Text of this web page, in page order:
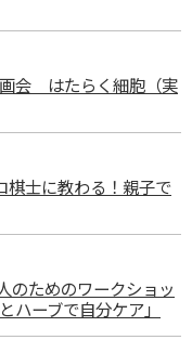
会 はたらく細胞（実
棋士に教わる！親子で
のためのワークショッ
ーブで自分ケア」